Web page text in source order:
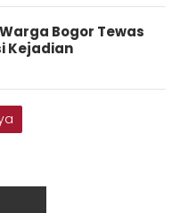
Bogor Tewas
Kejadian